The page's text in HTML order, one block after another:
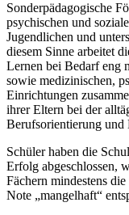
Sonderpädagogische
psychischen und
Jugendlichen und
diesem Sinne arbeitet
Lernen bei Bedarf eng
sowie medizinischen,
Einrichtungen
ihrer Eltern bei der
Berufsorientierung und
Schüler haben die
Erfolg abgeschlossen,
Fächern mindestens
Note „mangelhaft“